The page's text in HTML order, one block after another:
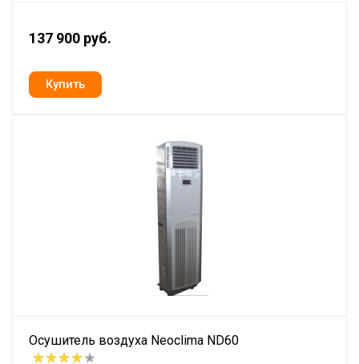
137 900 руб.
Осушитель воздуха Neoclima ND60